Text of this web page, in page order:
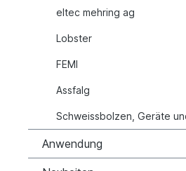
eltec mehring ag
Lobster
FEMI
Assfalg
Schweissbolzen, Geräte
Anwendung